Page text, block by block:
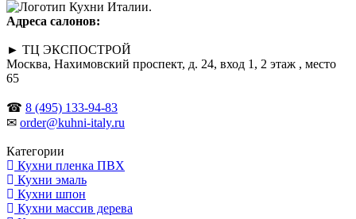
Адреса салонов:
► ТЦ ЭКСПОСТРОЙ
Москва, Нахимовский проспект, д. 24, вход 1, 2 этаж , место
65
☎ 8 (495) 133-94-83
✉ order@kuhni-italy.ru
Категории
Кухни пленка ПВХ
Кухни эмаль
Кухни шпон
Кухни массив дерева